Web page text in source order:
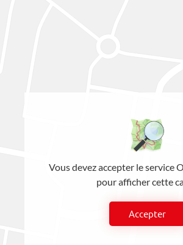
Vous devez accepter le service
pour afficher cette
Accepter